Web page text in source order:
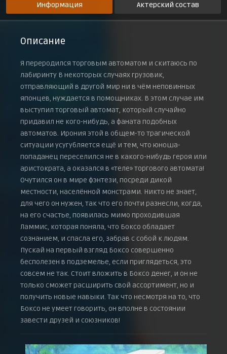
Информация Актерский состав
Описание
Я переродился торговым автоматом и скитаюсь по
лабиринту В некоторых случаях грузовик,
отправляющий в другой мир ни в чём неповинных
японцев, нуждается в помощниках. В этом случае им
выступил торговый автомат, который случайно
придавил не кого-нибудь, а фаната подобных
автоматов. Ирония этой в общем-то трагической
ситуации усугубляется ещё и тем, что юноша-
попаданец переселился не в какого-нибудь героя или
аристократа, а оказался в «теле» торгового автомата!
Очутился он в мире фэнтези, посреди дикой
местности, населённой монстрами. Никто не знает,
для чего он нужен, так что его почти разнесли, когда,
на его счастье, появилась мимо проходившая
Ламмис, которая поняла, что Боксо обладает
сознанием, и спасла его, забрав с собой к людям.
Пускай на первый взгляд Боксо совершенно
бесполезен в подземелье, если приглядеться, это
совсем не так. Стоит вложить в Боксо денег, и он не
только сможет расширить свой ассортимент, но и
получить новые навыки. Так что несмотря на то, что
Боксо не умеет говорить, он вполне в состоянии
завести друзей и союзников!